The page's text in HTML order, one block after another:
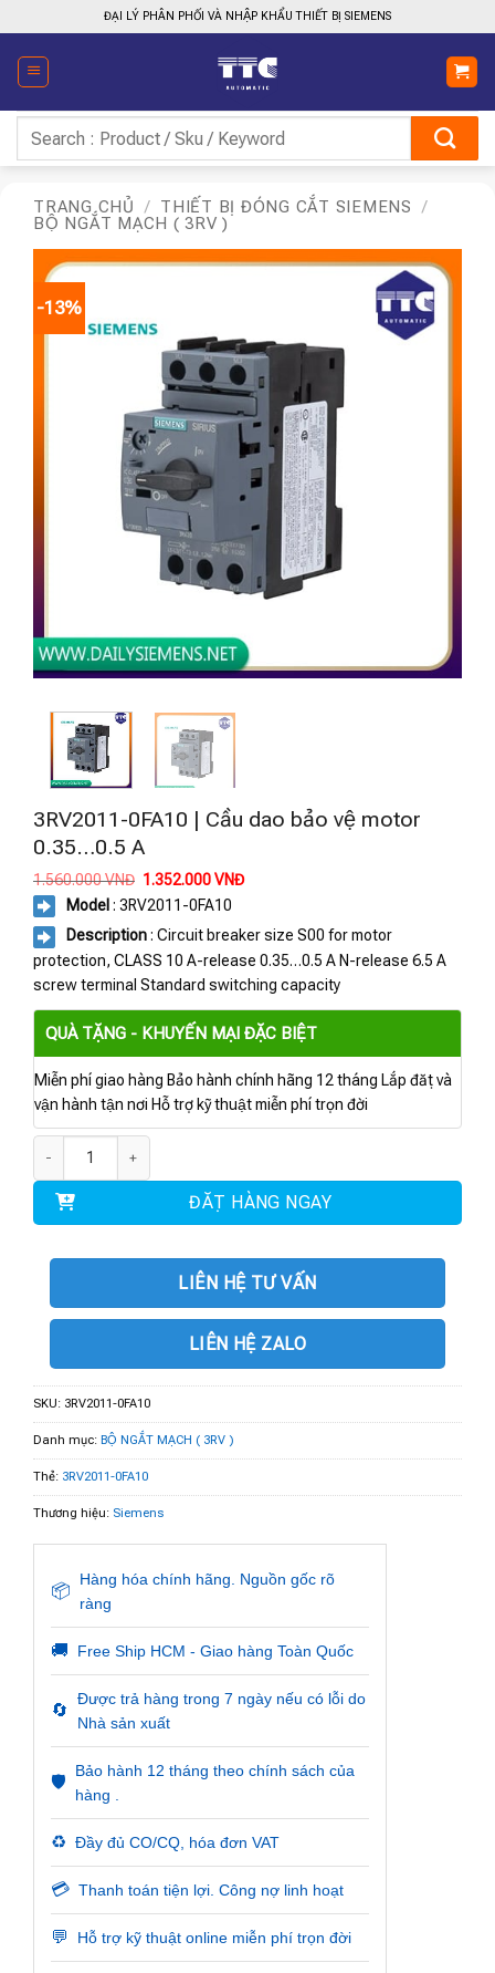
qua
nội
dung
ĐẠI LÝ PHÂN PHỐI VÀ NHẬP KHẨU THIẾT BỊ SIEMENS
kiếm:
TRANG CHỦ / THIẾT BỊ ĐÓNG CẮT SIEMENS
/
BỘ NGẮT MẠCH ( 3RV )
-13%
3RV2011-0FA10 | Cầu dao bảo vệ motor
0.35…0.5 A
1.560.000VNĐ Giá
là:
1.560.000 VNĐ.
1.352.000VNĐGiá
1.352.000 VNĐ.
Model : 3RV2011-0FA10
Description: Circuit breaker size S00 for motor
protection, CLASS 10 A-release 0.35…0.5 A N-release 6.5 A
screw terminal Standard switching capacity
QUÀ TẶNG - KHUYẾN MẠI ĐẶC BIỆT
Miễn phí giao hàng Bảo hành chính hãng 12 tháng Lắp đặt và
vận hành tận nơi Hỗ trợ kỹ thuật miễn phí trọn đời
ĐẶT HÀNG NGAY
LIÊN HỆ TƯ VẤN
LIÊN HỆ ZALO
SKU: 3RV2011-0FA10
Danh mục: BỘ NGẮT MẠCH ( 3RV )
Thẻ: 3RV2011-0FA10
Thương hiệu: Siemens
📦
Hàng hóa chính hãng. Nguồn gốc rõ
ràng
🚚 Free Ship HCM - Giao hàng Toàn Quốc
🔄
Được trả hàng trong 7 ngày nếu có lỗi do
Nhà sản xuất
🛡️
Bảo hành 12 tháng theo chính sách của
hàng .
♻️ Đầy đủ CO/CQ, hóa đơn VAT
💳 Thanh toán tiện lợi. Công nợ linh hoạt
💬 Hỗ trợ kỹ thuật online miễn phí trọn đời